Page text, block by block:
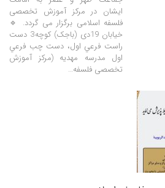
ایشان در مرکز آموزش تخصصی
فلسفه اسلامی برگزار می گردد. 🔹
خیابان 19دی (باجک) کوچه3 دست
راست فرعي اول، دست چب فرعي
اول مدرسه مهدیه (مرکز آموزش
تخصصی فلسفه…